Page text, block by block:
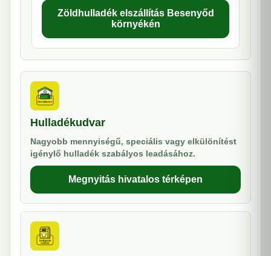
Zöldhulladék elszállítás Besenyőd
környékén
Hulladékudvar
Nagyobb mennyiségű, speciális vagy elkülönítést
igénylő hulladék szabályos leadásához.
Megnyitás hivatalos térképen